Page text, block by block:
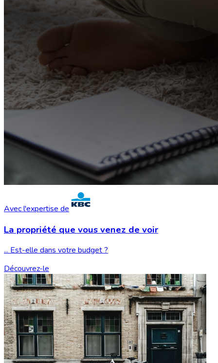
Avec l'expertise de
La propriété que vousvenez de voir
... Est-elle dans votre budget ?
Découvrez-le